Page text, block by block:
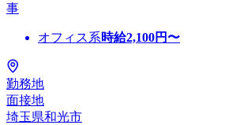
事
オフィス系時給2,100円〜
勤務地
面接地
埼玉県和光市